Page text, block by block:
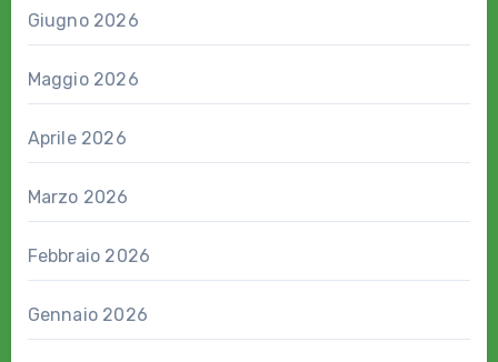
Giugno 2026
Maggio 2026
Aprile 2026
Marzo 2026
Febbraio 2026
Gennaio 2026